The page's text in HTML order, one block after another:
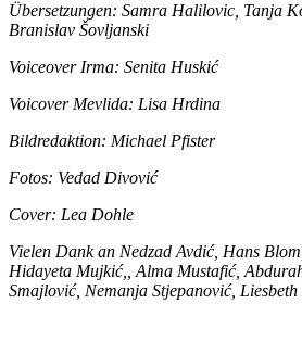
Übersetzungen: Samra Halilovic, Tanja
Branislav Šovljanski
Voiceover Irma: Senita Huskić
Voicover Mevlida: Lisa Hrdina
Bildredaktion: Michael Pfister
Fotos: Vedad Divović
Cover: Lea Dohle
Vielen Dank an Nedzad Avdić, Hans
Hidayeta Mujkić,, Alma Mustafić,
Smajlović, Nemanja Stjepanović, Liesbeth